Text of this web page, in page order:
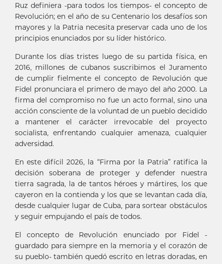
Ruz definiera -para todos los tiempos- el concepto de
Revolución; en el año de su Centenario los desafíos son
mayores y la Patria necesita preservar cada uno de los
principios enunciados por su líder histórico.
Durante los días tristes luego de su partida física, en
2016, millones de cubanos suscribimos el Juramento
de cumplir fielmente el concepto de Revolución que
Fidel pronunciara el primero de mayo del año 2000. La
firma del compromiso no fue un acto formal, sino una
acción consciente de la voluntad de un pueblo decidido
a mantener el carácter irrevocable del proyecto
socialista, enfrentando cualquier amenaza, cualquier
adversidad.
En este difícil 2026, la “Firma por la Patria” ratifica la
decisión soberana de proteger y defender nuestra
tierra sagrada, la de tantos héroes y mártires, los que
cayeron en la contienda y los que se levantan cada día,
desde cualquier lugar de Cuba, para sortear obstáculos
y seguir empujando el país de todos.
El concepto de Revolución enunciado por Fidel -
guardado para siempre en la memoria y el corazón de
su pueblo- también quedó escrito en letras doradas, en